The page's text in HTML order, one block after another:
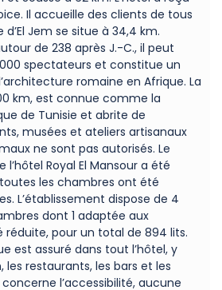
Il accueille des clients de tous
d’El Jem se situe à 34,4 km.
de 238 après J.-C., il peut
spectateurs et constitue un
romaine en Afrique. La
km, est connue comme la
de Tunisie et abrite de
musées et ateliers artisanaux
ne sont pas autorisés. Le
Royal El Mansour a été
les chambres ont été
L’établissement dispose de 4
dont 1 adaptée aux
réduite, pour un total de 894 lits.
est assuré dans tout l’hôtel, y
restaurants, les bars et les
l’accessibilité, aucune